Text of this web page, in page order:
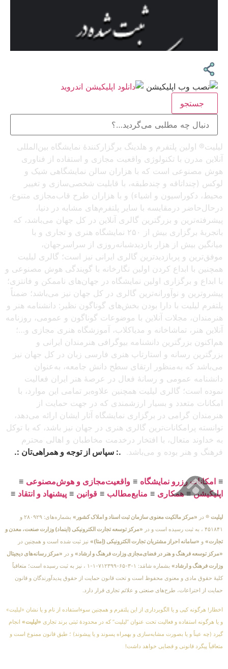
جستجو
لیلیت® اولین پلتفرم و هلدینگ برگزارکنندهٔ نمایشگاه بین‌المللی
آنلاین مدرن با تکنولوژی واقعیت مجازی و استفاده از فناوری
هوش مصنوعی است که با هزاران سالن نمایشگاهی شیک و
لوکس (چنداتاقه و چندطبقه، با قابلیت شخصی‌سازی و تغییر
محیط، دکوراسیون و اشیاء) و با هزاران طرح قاب‌مجازی متنوع،
درحال‌حاضر درمقایسه با سایر پلتفرم‌های مشابه در دنیا،
پیشرفته‌ترین و بزرگترین گالری آنلاین در کل جهان می‌باشد، که
باتجربهٔ برگزاری بیش از ۲۵۰ نمایشگاه هنری و تجاری و با
میانگین بیش از هزار بازدیدشبانه‌روزی از سراسرجهان،
موفق‌ترین و پربازدیدترین گالری ایرانی نیز است؛ گالری لیلیت
همچنین با ابداع کردن اولین نگارخانه با گویندگی هوش مصنوعی و
با ابداع و برگزاری اولین نمایشگاه در جهان‌های ناممکن و فانتزی؛
پیشروترین و نوآورانه‌ترین گالری در کل جهان نیز می‌باشد؛ ضمناً
پلتفرم لیلیت با دارا بودن بخش‌های گوناگون نظیر: دانشنامه هنر و
هنرمندان، مجلات آنلاین با موضوعات گوناگون و عمومی، روزنامه
آنلاین هنر، تماشاخانه و مدیاکلاب، آموزشگاه هنری مجازی و…؛
هم‌اکنون بزرگترین دانشنامه بیوگرافی هنرمندان ایرانی و
بزرگترین رسانه و استارتاپ هنری فارسی زبان در کل جهان نیز
می‌باشد که به‌منظور ارتقای سطح دانش جامعه، به‌عنوان
دانشنامه عمومی و رسانهٔ فعال در عرصهٔ هنر ایران فعالیت
نموده است؛ گالری لیلیت همچنین علاوه‌بر تمامی این موارد، با
امکانات متعدد و بسیار ارزشمندی که در جهت حمایت از
هنرمندان گرامی در برگزاری نمایشگاه آثار ایشان ارائه می‌دهد،
توانسته پرامکانات‌ترین گالری هنری در جهان نیز باشد، که با توکل
به خداوند متعال، با افتخار درخدمت مخاطبان و اهالی محترم
فرهنگ و هنر بوده و می‌باشد. .: سپاس از توجه و همراهی‌تان :.
≡ امکانات رزرو نمایشگاه ≡ واقعیت‌مجازی و هوش‌مصنوعی ≡
اپلیکیشن≡همکاری ≡ منابع‌مطالب ≡ قوانین ≡ پیشنهاد و انتقاد ≡
لیلیت ® در «مرکز مالکیت معنوی سازمان ثبت اسناد و املاک کشور»
بشماره‌های: ۲۸۰۹۲۹ و
۴۵۱۸۴۱ ، به ثبت رسیده است و در
«مرکز توسعه تجارت الکترونیکی (اینماد) وزارت صنعت، معدن و
تجارت» و «سامانه احراز مشتریان تجارت الکترونیکی (اِمتا)» نیز ثبت شده است و همچنین در
«مرکز توسعه فرهنگ و هنر در فضای‌مجازی وزارت فرهنگ و ارشاد» و در «مرکز رسانه‌های دیجیتال
وزارت فرهنگ و ارشاد»
بشماره شامَد: ۱-۳-۶۵-۷۱۲۳۹۹-۱-۱ ، نیز به ثبت رسیده است؛ متعاقباً
کلیهٔ حقوق مادی و معنوی محفوظ است و تحت قانون حمایت از حقوق پدیدآورندگان و قانون
حمایت از اختراعات، طرح‌های صنعتی و علائم تجاری قرار دارد.
اخطار! هرگونه کپی و یا الگوبرداری از این پلتفرم و همچنین سوءاستفاده از نام و یا نشان «لیلیت»
و یا هرگونه استفاده و فعالیت تحت عنوان “لیلیت” که در محدودهٔ ثبتی برند تجاری «لیلیت» انجام
گیرد (چه عیناً و یا بصورت مشابه‌سازی و بهمراه پسوند و یا پیشوند) ؛ طبق قانون ممنوع است و
متعاقباً پیگرد قانونی و قضایی خواهد داشت!